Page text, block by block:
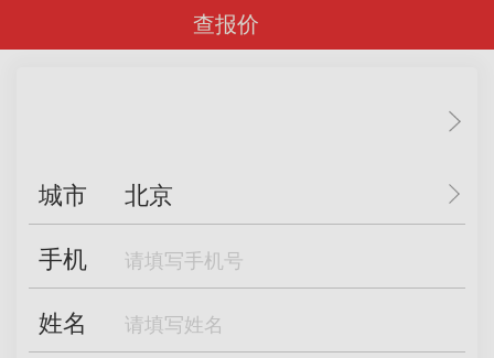
查报价
城市 北京
手机
姓名